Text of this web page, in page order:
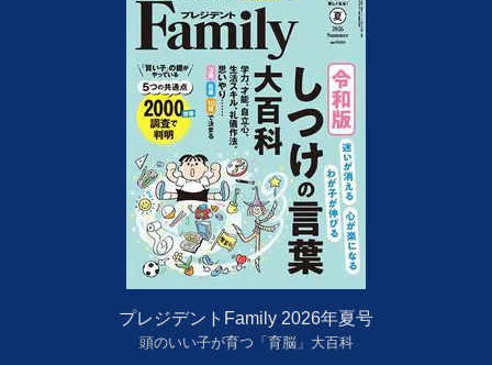
プレジデントFamily 2026年夏号
頭のいい子が育つ「育脳」大百科